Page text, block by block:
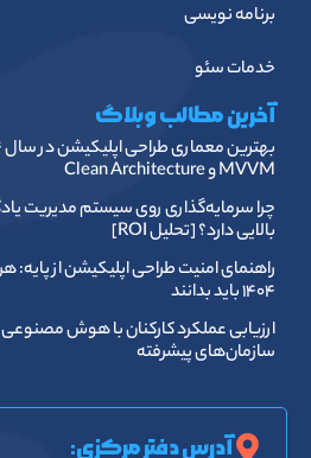
برنامه نویسی
خدمات سئو
آخرین مطالب وبلاگ
MVVM و Clean Architecture
بالایی دارد؟ [تحلیل ROI]
راهنمای امنیت طراحی اپلیکیشن از پایه:
۱۴۰۴ باید بدانند
سازمان‌های پیشرفته
آدرس دفتر مرکزی: